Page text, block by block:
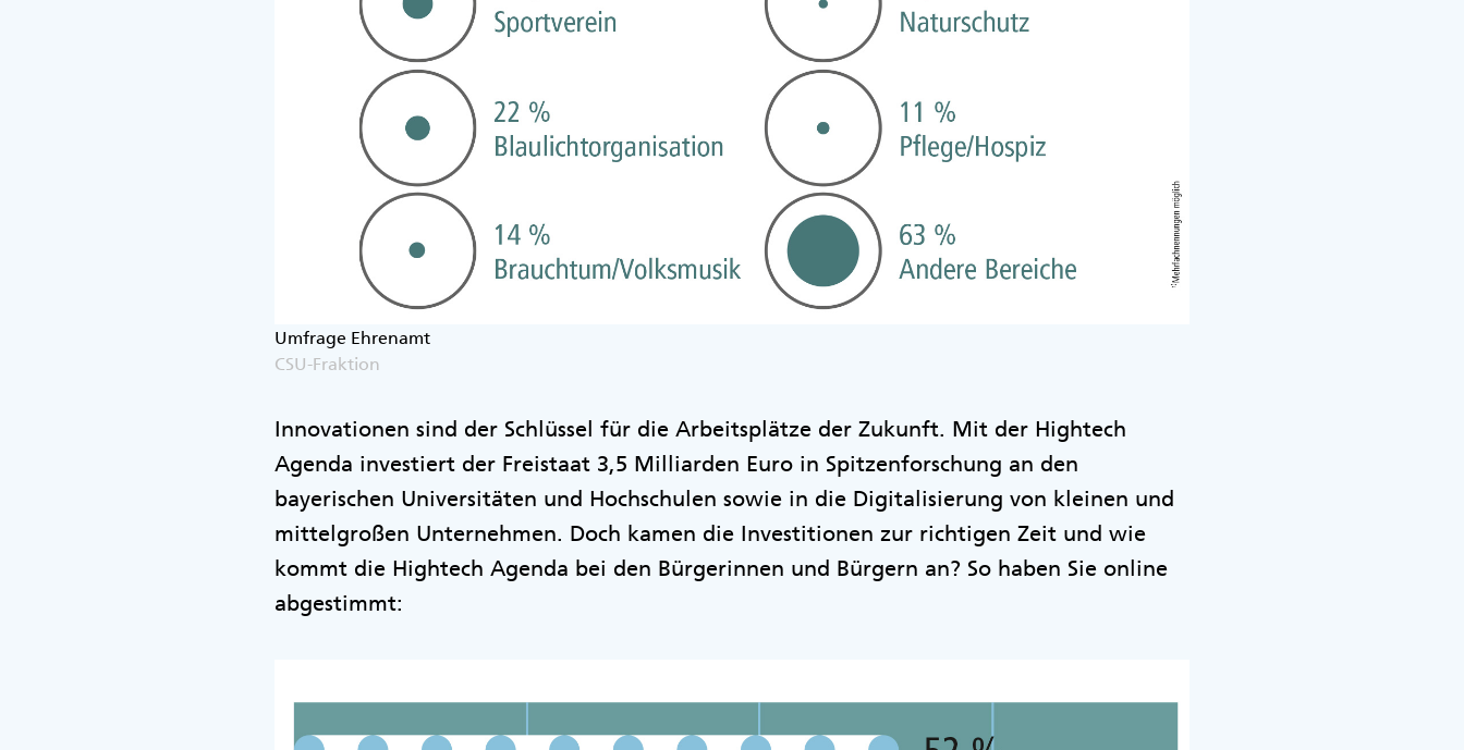
Umfrage Ehrenamt
CSU-Fraktion
Innovationen sind der Schlüssel für die Arbeitsplätze der Zukunft. Mit der Hightech
Agenda investiert der Freistaat 3,5 Milliarden Euro in Spitzenforschung an den
bayerischen Universitäten und Hochschulen sowie in die Digitalisierung von kleinen und
mittelgroßen Unternehmen. Doch kamen die Investitionen zur richtigen Zeit und wie
kommt die Hightech Agenda bei den Bürgerinnen und Bürgern an? So haben Sie online
abgestimmt: